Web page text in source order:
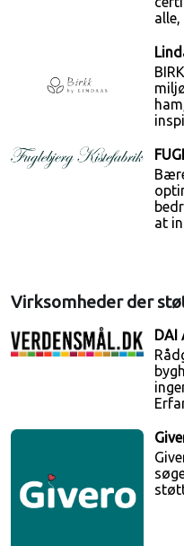
at
Virksomheder der
DAI